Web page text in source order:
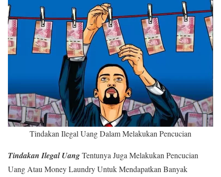
Tindakan Ilegal Uang Dalam Melakukan Pencucian
Tindakan Ilegal UangTentunya Juga Melakukan Pencucian
Uang Atau Money Laundry Untuk Mendapatkan Banyak